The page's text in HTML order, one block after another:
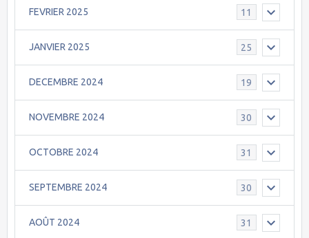
FEVRIER 2025 11
JANVIER 2025 25
DECEMBRE 2024 19
NOVEMBRE 2024 30
OCTOBRE 2024 31
SEPTEMBRE 2024 30
AOÛT 2024 31